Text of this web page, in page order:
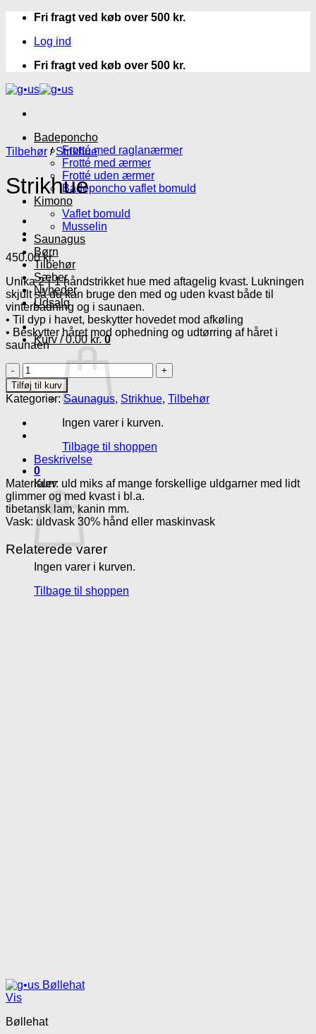
Fortsæt
indhold
Fri fragt ved køb over 500 kr.
Log ind
Fri fragt ved køb over 500 kr.
Badeponcho
Frotté med raglanærmer
Frotté med ærmer
Frotté uden ærmer
Badeponcho vaflet bomuld
Kimono
Vaflet bomuld
Musselin
Saunagus
Børn
Tilbehør
Sæber
Nyheder
Udsalg
Kurv /0.00 kr. 0
Ingen varer i kurven.
Tilbage til shoppen
0
Kurv
Ingen varer i kurven.
Tilbage til shoppen
Tilbehør / Strikhue
Strikhue
450.00kr.
Unika 2-i-1 håndstrikket hue med aftagelig kvast. Lukningen
skjult så du kan bruge den med og uden kvast både til
vinterbadning og i saunaen.
• Til dyp i havet, beskytter hovedet mod afkøling
• Beskytter håret mod ophedning og udtørring af håret i
saunaen
Strikhue
antal
Tilføj til kurv
Kategorier: Saunagus, Strikhue, Tilbehør
Beskrivelse
Materialer: uld miks af mange forskellige uldgarner med lidt
glimmer og med kvast i bl.a.
tibetansk lam, kanin mm.
Vask: uldvask 30% hånd eller maskinvask
Relaterede varer
Vis
Bøllehat